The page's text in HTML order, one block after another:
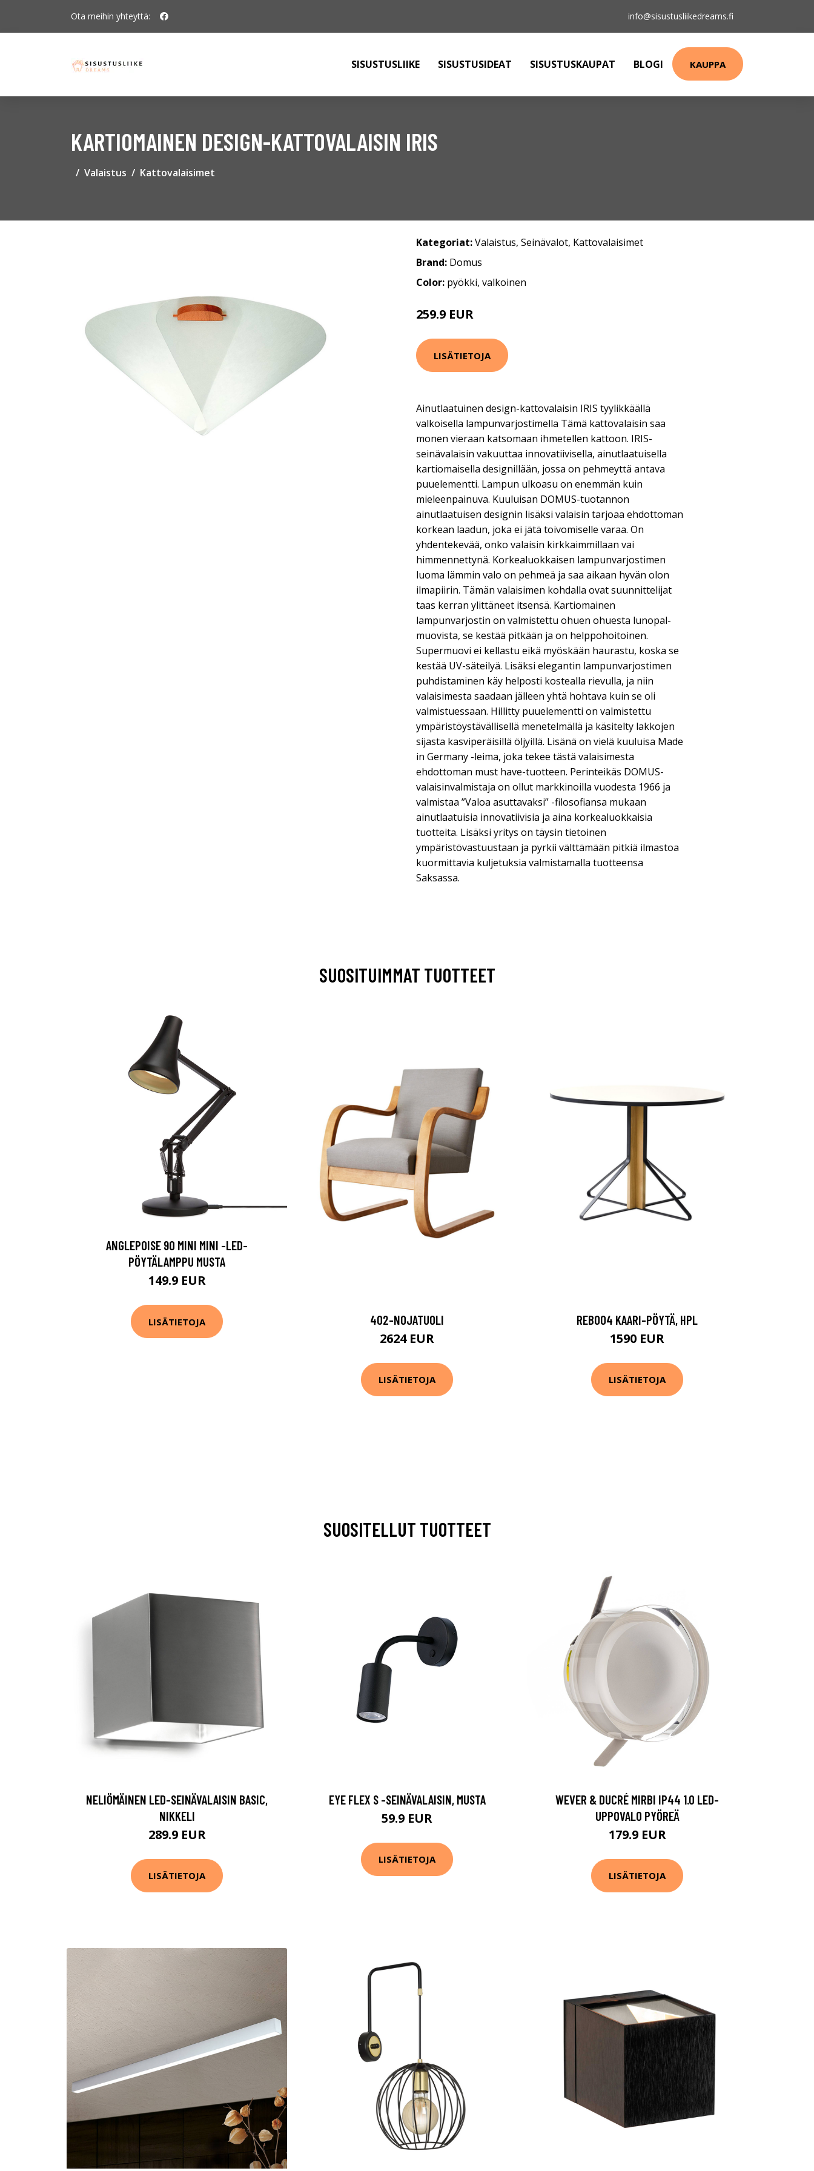
Ota meihin yhteyttä: info@sisustusliikedreams.fi
SISUSTUSLIIKE SISUSTUSIDEAT SISUSTUSKAUPAT BLOGI KAUPPA
KARTIOMAINEN DESIGN-KATTOVALAISIN IRIS
Valaistus Kattovalaisimet
Kategoriat:Valaistus, Seinävalot, Kattovalaisimet
Brand: Domus
Color: pyökki, valkoinen
259.9 EUR
LISÄTIETOJA
Ainutlaatuinen design-kattovalaisin IRIS tyylikkäällä
valkoisella lampunvarjostimella Tämä kattovalaisin saa
monen vieraan katsomaan ihmetellen kattoon. IRIS-
seinävalaisin vakuuttaa innovatiivisella, ainutlaatuisella
kartiomaisella designillään, jossa on pehmeyttä antava
puuelementti. Lampun ulkoasu on enemmän kuin
mieleenpainuva. Kuuluisan DOMUS-tuotannon
ainutlaatuisen designin lisäksi valaisin tarjoaa ehdottoman
korkean laadun, joka ei jätä toivomiselle varaa. On
yhdentekevää, onko valaisin kirkkaimmillaan vai
himmennettynä. Korkealuokkaisen lampunvarjostimen
luoma lämmin valo on pehmeä ja saa aikaan hyvän olon
ilmapiirin. Tämän valaisimen kohdalla ovat suunnittelijat
taas kerran ylittäneet itsensä. Kartiomainen
lampunvarjostin on valmistettu ohuen ohuesta lunopal-
muovista, se kestää pitkään ja on helppohoitoinen.
Supermuovi ei kellastu eikä myöskään haurastu, koska se
kestää UV-säteilyä. Lisäksi elegantin lampunvarjostimen
puhdistaminen käy helposti kostealla rievulla, ja niin
valaisimesta saadaan jälleen yhtä hohtava kuin se oli
valmistuessaan. Hillitty puuelementti on valmistettu
ympäristöystävällisellä menetelmällä ja käsitelty lakkojen
sijasta kasviperäisillä öljyillä. Lisänä on vielä kuuluisa Made
in Germany -leima, joka tekee tästä valaisimesta
ehdottoman must have-tuotteen. Perinteikäs DOMUS-
valaisinvalmistaja on ollut markkinoilla vuodesta 1966 ja
valmistaa ”Valoa asuttavaksi” -filosofiansa mukaan
ainutlaatuisia innovatiivisia ja aina korkealuokkaisia
tuotteita. Lisäksi yritys on täysin tietoinen
ympäristövastuustaan ja pyrkii välttämään pitkiä ilmastoa
kuormittavia kuljetuksia valmistamalla tuotteensa
Saksassa.
SUOSITUIMMAT TUOTTEET
ANGLEPOISE 90 MINI MINI -LED-
PÖYTÄLAMPPU MUSTA
149.9 EUR
LISÄTIETOJA 402-NOJATUOLI
2624 EUR
LISÄTIETOJA
REB004 KAARI-PÖYTÄ, HPL
1590 EUR
LISÄTIETOJA
SUOSITELLUT TUOTTEET
NELIÖMÄINEN LED-SEINÄVALAISIN BASIC,
NIKKELI
289.9 EUR
LISÄTIETOJA
EYE FLEX S -SEINÄVALAISIN, MUSTA
59.9 EUR
LISÄTIETOJA
WEVER & DUCRÉ MIRBI IP44 1.0 LED-
UPPOVALO PYÖREÄ
179.9 EUR
LISÄTIETOJA